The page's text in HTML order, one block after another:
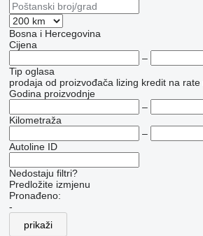
Bosna i Hercegovina
Cijena
–
Tip oglasa
prodaja od proizvođača lizing kredit na rate
Godina proizvodnje
–
Kilometraža
–
Autoline ID
Nedostaju filtri?
Predložite izmjenu
Pronađeno:
-
prikaži